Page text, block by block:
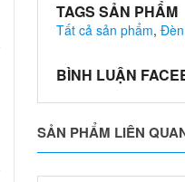
TAGS SẢN PHẨM
Tất cả sản phẩm,
BÌNH LUẬN
SẢN PHẨM LIÊN